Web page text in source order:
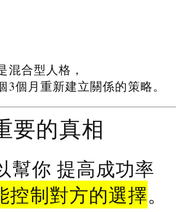
混合型人格，
3個月重新建立關係的策略。
要的真相
幫你 提高成功率
控制對方的選擇。